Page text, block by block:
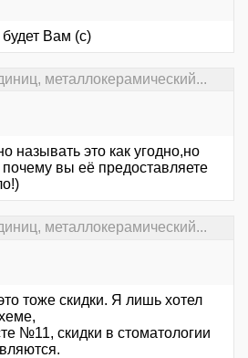
Вам (с)
металлокерамический...
называть это как угодно,но
почему вы её предоставляете
металлокерамический...
тоже скидки. Я лишь хотел
№11, скидки в стоматологии